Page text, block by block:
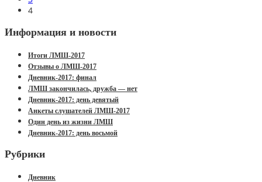
4
Информация и новости
Итоги ЛМШ-2017
Отзывы о ЛМШ-2017
Дневник-2017: финал
ЛМШ закончилась, дружба — нет
Дневник-2017: день девятый
Анкеты слушателей ЛМШ-2017
Один день из жизни ЛМШ
Дневник-2017: день восьмой
Рубрики
Дневник